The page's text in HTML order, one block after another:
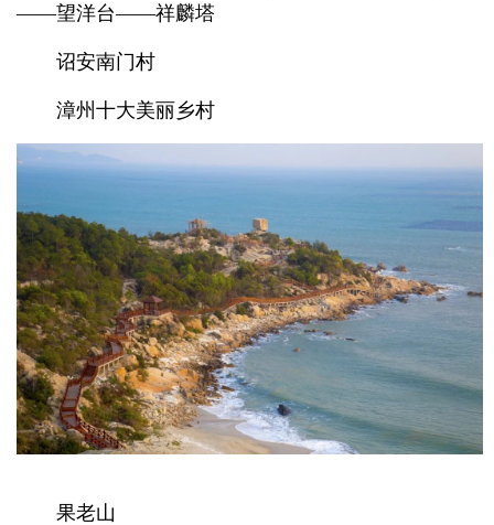
——望洋台——祥麟塔
诏安南门村
漳州十大美丽乡村
果老山